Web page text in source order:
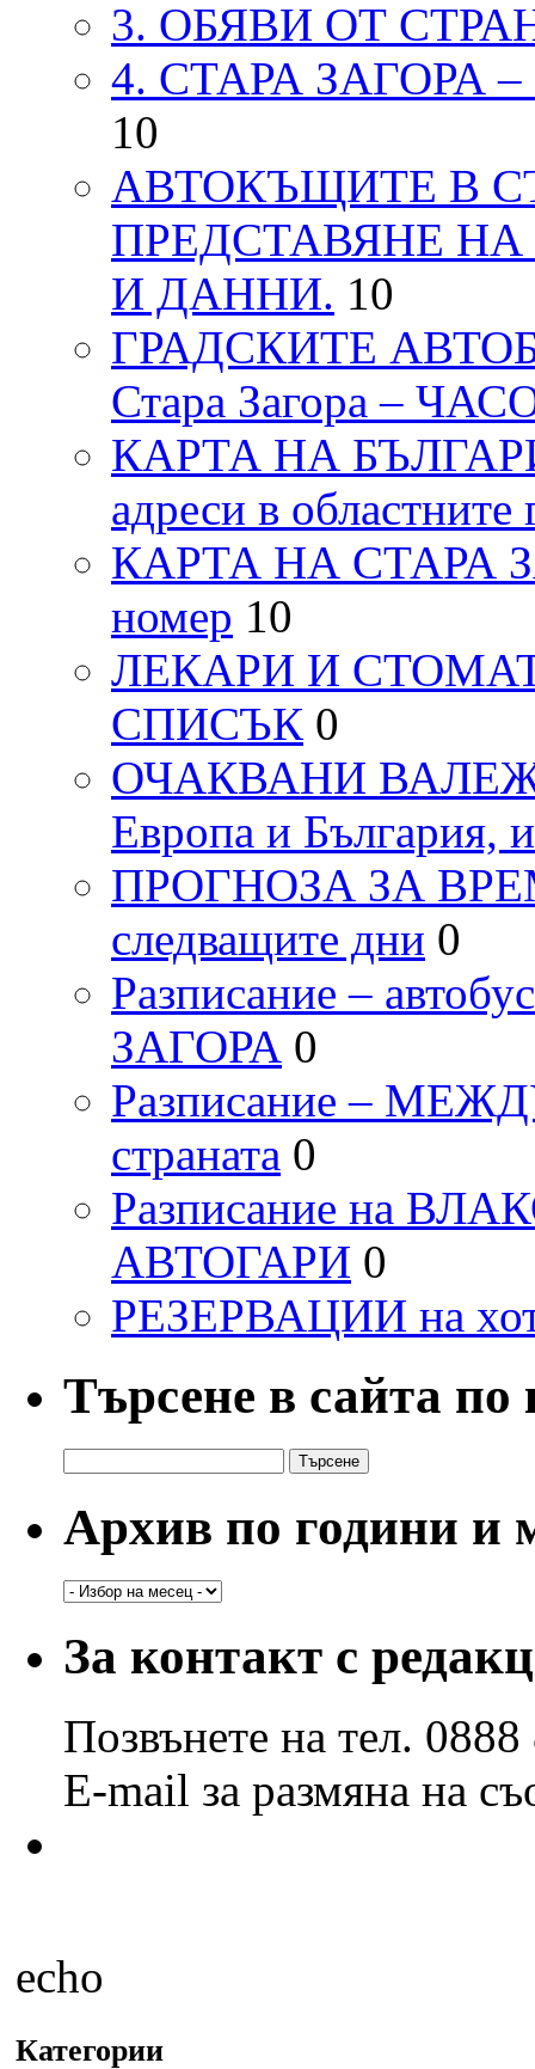
3. ОБЯВИ ОТ
4. СТАРА ЗАГОРА
10
АВТОКЪЩИТЕ В
ПРЕДСТАВЯНЕ
И ДАННИ. 10
ГРАДСКИТЕ
Стара Загора –
КАРТА НА
адреси в областните
КАРТА НА СТАРА
номер 10
ЛЕКАРИ И
СПИСЪК 0
ОЧАКВАНИ ВАЛЕЖИ
Европа и България,
ПРОГНОЗА ЗА
следващите дни 0
Разписание –
ЗАГОРА 0
Разписание –
страната 0
Разписание на
АВТОГАРИ 0
РЕЗЕРВАЦИИ на
Търсене в сайта
за:
Архив по години и
Архив
и
месеци
За контакт с
Позвънете на тел.
E-mail за размяна на
echo
Категории